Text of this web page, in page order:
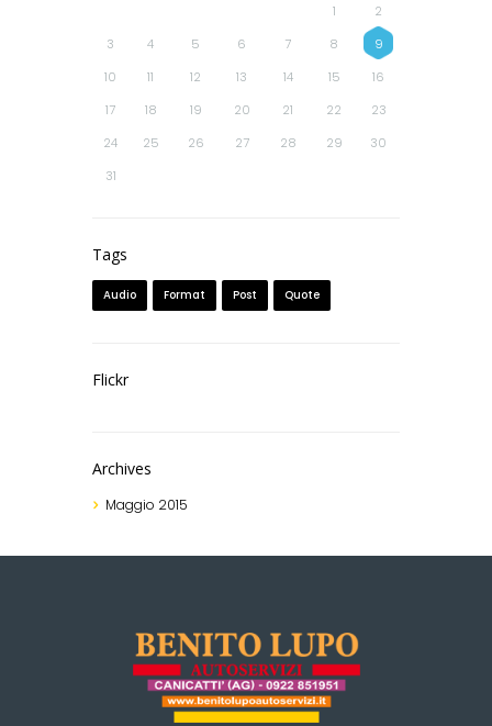
1
2
3
4 5 6 7 8
9
10
11 12 13 14 15
16
17
18 19 20 21 22
23
24
25 26 27 28 29
30
31
Tags
Audio Format Post Quote
Flickr
Archives
Maggio 2015